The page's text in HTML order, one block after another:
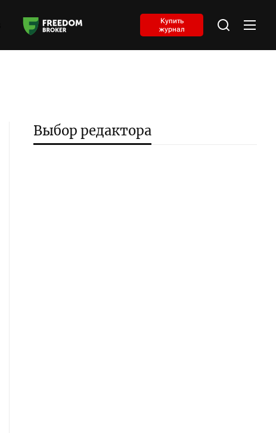
Купить
журнал
Выбор редактора